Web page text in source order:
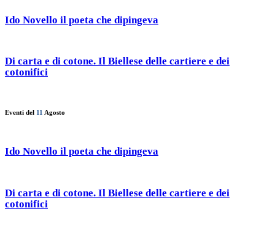
Ido Novello il poeta che dipingeva
Di carta e di cotone. Il Biellese delle cartiere e dei
cotonifici
Eventi del 11 Agosto
Ido Novello il poeta che dipingeva
Di carta e di cotone. Il Biellese delle cartiere e dei
cotonifici